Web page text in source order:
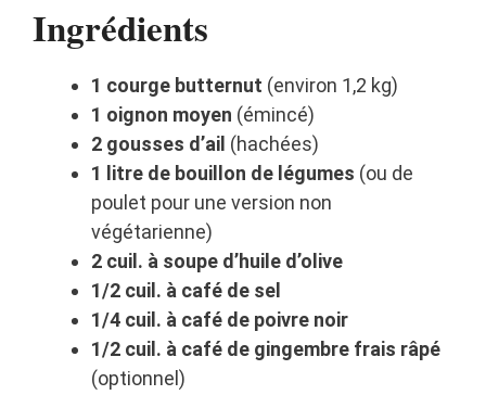
Ingrédients
1 courge butternut (environ 1,2 kg)
1 oignon moyen (émincé)
2 gousses d’ail (hachées)
1 litre de bouillon de légumes (ou de
poulet pour une version non
végétarienne)
2 cuil. à soupe d’huile d’olive
1/2 cuil. à café de sel
1/4 cuil. à café de poivre noir
1/2 cuil. à café de gingembre frais râpé
(optionnel)